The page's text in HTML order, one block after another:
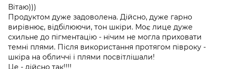
Вітаю)))
Продуктом дуже задоволена. Дійсно, дуже гарно
вирівнює, відбілюючи, тон шкіри. Моє лице дуже
схильне до пігментацію - нічим не могла приховати
темні плями. Після використання протягом півроку -
шкіра на обличчі і плями посвітлішали!
Це - дійсно так!!!!